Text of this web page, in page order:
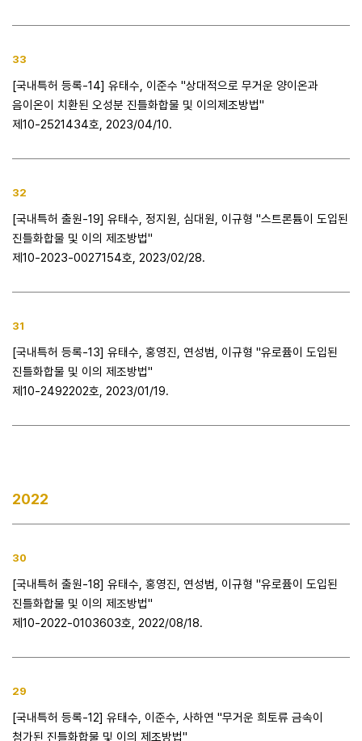
33
[국내특허 등록-14] 유태수, 이준수 "상대적으로 무거운 양이온과
음이온이 치환된 오성분 진틀화합물 및 이의제조방법"
제10-2521434호, 2023/04/10.
32
[국내특허 출원-19] 유태수, 정지원, 심대원, 이규형 "스트론튬이 도입된
진틀화합물 및 이의 제조방법"
제10-2023-0027154호, 2023/02/28.
31
[국내특허 등록-13] 유태수, 홍영진, 연성범, 이규형 "유로퓸이 도입된
진틀화합물 및 이의 제조방법"
제10-2492202호, 2023/01/19.
2022
30
[국내특허 출원-18] 유태수, 홍영진, 연성범, 이규형 "유로퓸이 도입된
진틀화합물 및 이의 제조방법"
제10-2022-0103603호, 2022/08/18.
29
[국내특허 등록-12] 유태수, 이준수, 사하연 "무거운 희토류 금속이
첨가된 진틀화합물 및 이의 제조방법"